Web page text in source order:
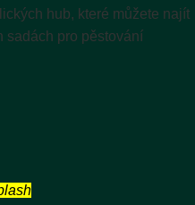
hub, které můžete najít
sadách pro pěstování